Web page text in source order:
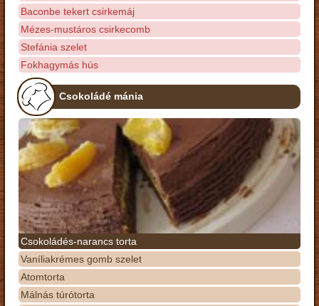
Baconbe tekert csirkemáj
Mézes-mustáros csirkecomb
Stefánia szelet
Fokhagymás hús
Csokoládé mánia
Csokoládés-narancs torta
Vaníliakrémes gomb szelet
Atomtorta
Málnás túrótorta